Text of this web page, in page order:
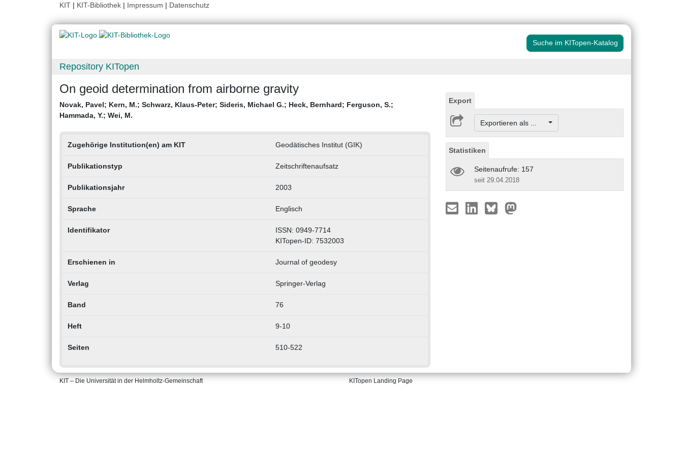
KIT | KIT-Bibliothek | Impressum | Datenschutz
Suche im KITopen-Katalog
Repository KITopen
On geoid determination from airborne gravity
Novak, Pavel; Kern, M.; Schwarz, Klaus-Peter; Sideris, Michael G.; Heck, Bernhard; Ferguson, S.;
Hammada, Y.; Wei, M.
Zugehörige Institution(en) am KIT Geodätisches Institut (GIK)
Publikationstyp Zeitschriftenaufsatz
Publikationsjahr 2003
Sprache Englisch
Identifikator
ISSN: 0949-7714
KITopen-ID: 7532003
Erschienen in Journal of geodesy
Verlag Springer-Verlag
Band 76
Heft 9-10
Seiten 510-522
Export
Exportieren als ...
Statistiken
Seitenaufrufe: 157
seit 29.04.2018
KIT – Die Universität in der Helmholtz-Gemeinschaft KITopen Landing Page